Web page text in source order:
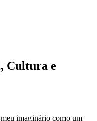
Cultura e
imaginário como um